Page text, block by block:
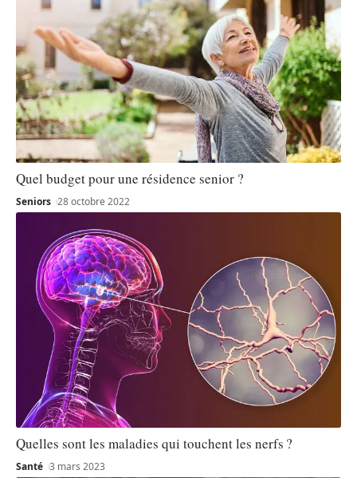
Quel budget pour une résidence senior ?
Seniors 28 octobre 2022
Quelles sont les maladies qui touchent les nerfs ?
Santé 3 mars 2023